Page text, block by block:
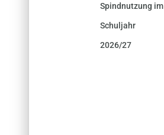
Spindnutzung im
Schuljahr
2026/27